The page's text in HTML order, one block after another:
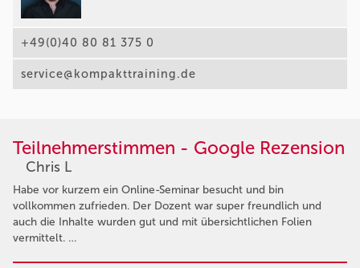
+49(0)40 80 81 375 0
service@kompakttraining.de
Teilnehmerstimmen - Google Rezension
Chris L
Habe vor kurzem ein Online-Seminar besucht und bin
vollkommen zufrieden. Der Dozent war super freundlich und
auch die Inhalte wurden gut und mit übersichtlichen Folien
vermittelt. …